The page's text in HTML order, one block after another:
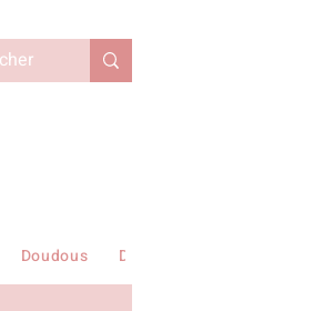
Doudous Duvets enfant